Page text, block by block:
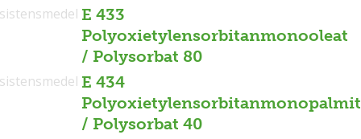
E 433
Polyoxietylensorbitanmonooleat
/ Polysorbat 80
E 434
/ Polysorbat 40